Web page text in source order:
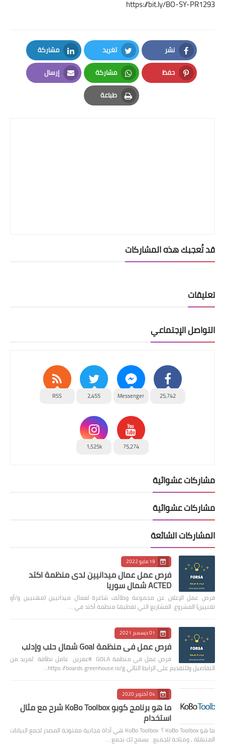
https://bit.ly/BO-SY-PR1293
نشر
Facebook
تغريد
Twitter
مشاركة
LinkedIn
حفظ
Pinterest
مشاركة
Whatsapp
إرسال
Email
طباعة
Print
قد تُعجبك هذه المشاركات
تعليقات
التواصل الإجتماعي
25,742
Messenger
2,455
RSS
75,274
1,525k
مشاركات عشوائية
مشاركات عشوائية
المشاركات الشائعة
19 مايو 2022
فرص عمل عمال ميدانيين لدى منظمة اكتد
ACTED شمال سوريا
فرص عمل الإعلان عن مجموعة وظائف شاغرة لعمال ميدانيين (مهنيين و/أو
تقنيين) المشروع: المشاريع التي تغطيها منظمة أكتد في …
01 ديسمبر 2021
فرص عمل في منظمة Goal شمال حلب وإدلب
فرص عمل في منظمة GOLA #عفرين عامل نظافة لمزيد من
التفاصيل وللتقديم على الرابط التالي https://boards.greenhouse.io/g…
04 أكتوبر 2020
ما هو برنامج كوبو KoBo Toolbox شرح مع مثال
استخدام
ما هو KoBo Toolbox ؟ KoBo Toolbox هي أداة مجانية مفتوحة المصدر لجمع البيانات
المتنقلة ، ومتاحة للجميع. يسمح لك بجمع …